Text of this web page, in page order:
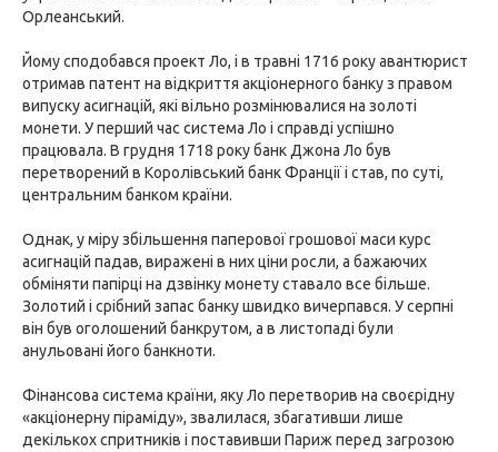
Орлеанський.
Йому сподобався проект Ло, і в травні 1716 року авантюрист
отримав патент на відкриття акціонерного банку з правом
випуску асигнацій, які вільно розмінювалися на золоті
монети. У перший час система Ло і справді успішно
працювала. В грудня 1718 року банк Джона Ло був
перетворений в Королівський банк Франції і став, по суті,
центральним банком країни.
Однак, у міру збільшення паперової грошової маси курс
асигнацій падав, виражені в них ціни росли, а бажаючих
обміняти папірці на дзвінку монету ставало все більше.
Золотий і срібний запас банку швидко вичерпався. У серпні
він був оголошений банкрутом, а в листопаді були
анульовані його банкноти.
Фінансова система країни, яку Ло перетворив на своєрідну
«акціонерну піраміду», звалилася, збагативши лише
декількох спритників і поставивши Париж перед загрозою